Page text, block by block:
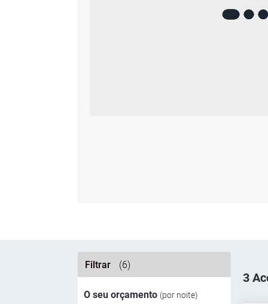
Filtrar (6)
O seu orçamento (por noite)
3